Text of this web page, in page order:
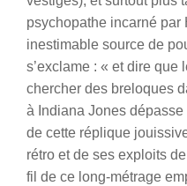
psychopathe incarné
inestimable source de
s’exclame : « et dire que
chercher des breloques
à Indiana Jones
de cette réplique
rétro et de ses exploits
fil de ce long-métrage